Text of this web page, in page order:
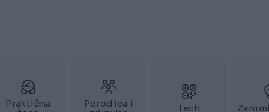
Praktična
Porodica i
Tech